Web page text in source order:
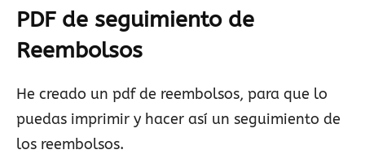
PDF de seguimiento de
Reembolsos
He creado un pdf de reembolsos, para que lo
puedas imprimir y hacer así un seguimiento de
los reembolsos.